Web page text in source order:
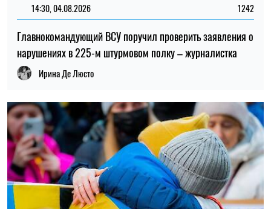
13:59, 03.08.2026
украинских детей: кого учитывают при подсчете
Ирина Де Люсто
ПОСЛЕДНИЕ НОВОСТИ